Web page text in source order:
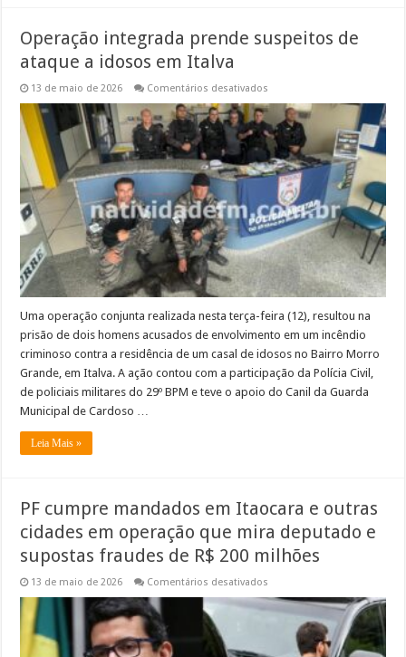
Operação integrada prende suspeitos de
ataque a idosos em Italva
13 de maio de 2026 Comentários desativados
integrada
prende
suspeitos
de
ataque
a
idosos
em
Italva
Uma operação conjunta realizada nesta terça-feira (12), resultou na
prisão de dois homens acusados de envolvimento em um incêndio
criminoso contra a residência de um casal de idosos no Bairro Morro
Grande, em Italva. A ação contou com a participação da Polícia Civil,
de policiais militares do 29º BPM e teve o apoio do Canil da Guarda
Municipal de Cardoso …
Leia Mais »
PF cumpre mandados em Itaocara e outras
cidades em operação que mira deputado e
supostas fraudes de R$ 200 milhões
13 de maio de 2026 Comentários desativados
cumpre
mandados
Itaocara